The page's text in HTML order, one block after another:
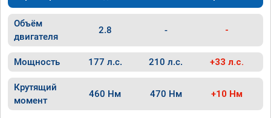
Объём
двигателя
2.8 - -
Мощность 177 л.с. 210 л.с. +33 л.с.
Крутящий
момент
460 Нм 470 Нм +10 Нм